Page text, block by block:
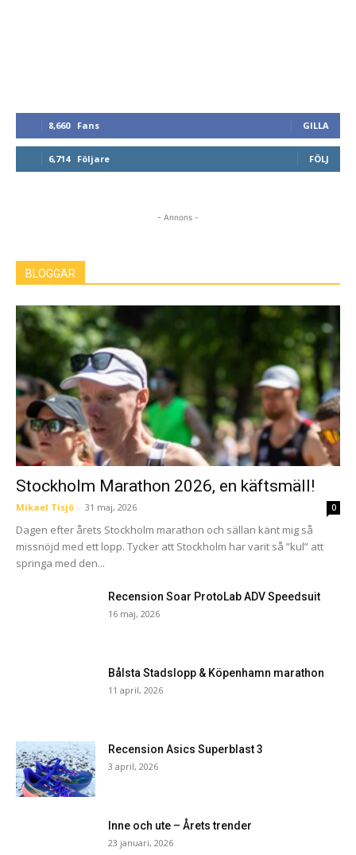
8,660 Fans GILLA
6,714 Följare FÖLJ
- Annons -
BLOGGAR
Stockholm Marathon 2026, en käftsmäll!
Mikael Tisjö - 31 maj, 2026 0
Dagen efter årets Stockholm marathon och sällan känt mig så
missnöjd med ett lopp. Tycker att Stockholm har varit så ”kul” att
springa med den...
Recension Soar ProtoLab ADV Speedsuit
16 maj, 2026
Bålsta Stadslopp & Köpenhamn marathon
11 april, 2026
Recension Asics Superblast 3
3 april, 2026
Inne och ute – Årets trender
23 januari, 2026